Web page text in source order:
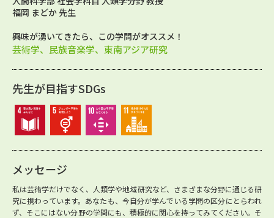
福岡 まどか 先生
興味が湧いてきたら、この学問がオススメ！
芸術学、民族音楽学、東南アジア研究
先生が目指すSDGs
メッセージ
私は芸術学だけでなく、人類学や地域研究など、さまざまな分野に通じる研
究に携わっています。あなたも、今自分が学んでいる学問の区分にとらわれ
ず、そこにはない分野の学問にも、積極的に関心を持ってみてください。そ